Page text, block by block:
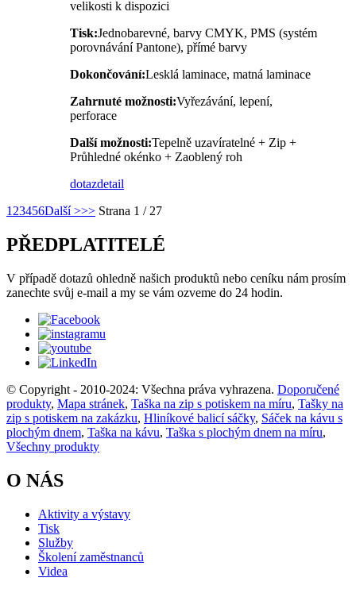
velikosti k dispozici
Tisk:Jednobarevné, barvy CMYK, PMS (systém
porovnávání Pantone), přímé barvy
Dokončování:Lesklá laminace, matná laminace
Zahrnuté možnosti:Vyřezávání, lepení,
perforace
Další možnosti:Tepelně uzavíratelné + Zip +
Průhledné okénko + Zaoblený roh
dotazdetail
1 23456Další >>> Strana 1 / 27
PŘEDPLATITELÉ
V případě dotazů ohledně našich produktů nebo ceníku nám prosím
zanechte svůj e-mail a my se vám ozveme do 24 hodin.
© Copyright - 2010-2024: Všechna práva vyhrazena. Doporučené
produkty, Mapa stránek, Taška na zip s potiskem na míru, Tašky na
zip s potiskem na zakázku, Hliníkové balicí sáčky, Sáček na kávu s
plochým dnem, Taška na kávu, Taška s plochým dnem na míru,
Všechny produkty
O NÁS
Aktivity a výstavy
Tisk
Služby
Školení zaměstnanců
Videa